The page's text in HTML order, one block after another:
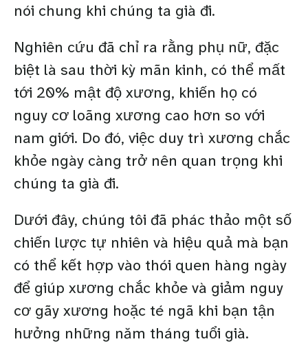
nói chung khi chúng ta già đi.
Nghiên cứu đã chỉ ra rằng phụ nữ, đặc
biệt là sau thời kỳ mãn kinh, có thể mất
tới 20% mật độ xương, khiến họ có
nguy cơ loãng xương cao hơn so với
nam giới. Do đó, việc duy trì xương chắc
khỏe ngày càng trở nên quan trọng khi
chúng ta già đi.
Dưới đây, chúng tôi đã phác thảo một số
chiến lược tự nhiên và hiệu quả mà bạn
có thể kết hợp vào thói quen hàng ngày
để giúp xương chắc khỏe và giảm nguy
cơ gãy xương hoặc té ngã khi bạn tận
hưởng những năm tháng tuổi già.